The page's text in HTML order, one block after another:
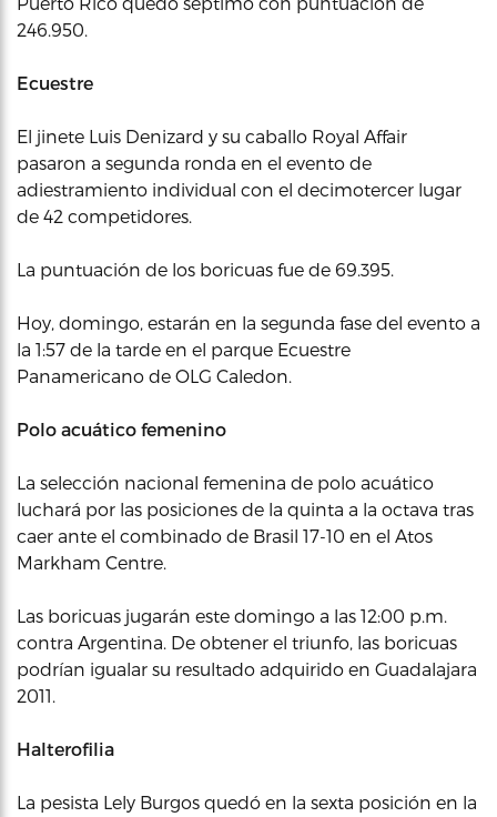
246.950.
Ecuestre
El jinete Luis Denizard y su caballo Royal Affair
pasaron a segunda ronda en el evento de
adiestramiento individual con el decimotercer lugar
de 42 competidores.
La puntuación de los boricuas fue de 69.395.
Hoy, domingo, estarán en la segunda fase del evento a
la 1:57 de la tarde en el parque Ecuestre
Panamericano de OLG Caledon.
Polo acuático femenino
La selección nacional femenina de polo acuático
luchará por las posiciones de la quinta a la octava tras
caer ante el combinado de Brasil 17-10 en el Atos
Markham Centre.
Las boricuas jugarán este domingo a las 12:00 p.m.
contra Argentina. De obtener el triunfo, las boricuas
podrían igualar su resultado adquirido en Guadalajara
2011.
Halterofilia
La pesista Lely Burgos quedó en la sexta posición en la